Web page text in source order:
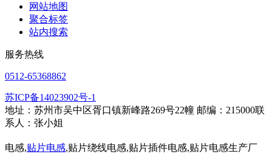
网站地图
聚合标签
站内搜索
服务热线
0512-65368862
苏ICP备14023902号-1
地址：苏州市吴中区胥口镇新峰路269号22幢 邮编：215000联
系人：张小姐
电感,贴片电感,贴片绕线电感,贴片插件电感,贴片电感生产厂